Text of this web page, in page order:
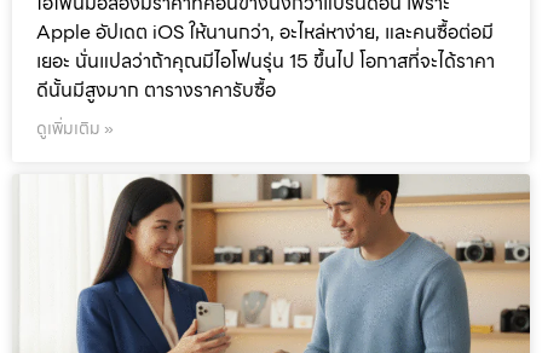
Apple อัปเดต iOS ให้นานกว่า, อะไหล่หาง่าย, และคนซื้อต่อมี
เยอะ นั่นแปลว่าถ้าคุณมีไอโฟนรุ่น 15 ขึ้นไป โอกาสที่จะได้ราคา
ดีนั้นมีสูงมาก ตารางราคารับซื้อ
ดูเพิ่มเติม »